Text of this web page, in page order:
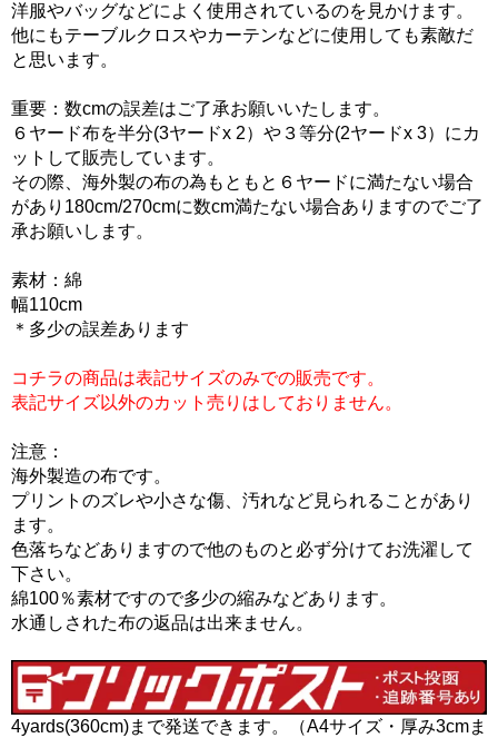
洋服やバッグなどによく使用されているのを見かけます。
他にもテーブルクロスやカーテンなどに使用しても素敵だ
と思います。
重要：数cmの誤差はご了承お願いいたします。
６ヤード布を半分(3ヤードx 2）や３等分(2ヤードx 3）にカ
ットして販売しています。
その際、海外製の布の為もともと６ヤードに満たない場合
があり180cm/270cmに数cm満たない場合ありますのでご了
承お願いします。
素材：綿
幅110cm
＊多少の誤差あります
コチラの商品は表記サイズのみでの販売です。
表記サイズ以外のカット売りはしておりません。
注意：
海外製造の布です。
プリントのズレや小さな傷、汚れなど見られることがあり
ます。
色落ちなどありますので他のものと必ず分けてお洗濯して
下さい。
綿100％素材ですので多少の縮みなどあります。
水通しされた布の返品は出来ません。
4yards(360cm)まで発送できます。（A4サイズ・厚み3cmま